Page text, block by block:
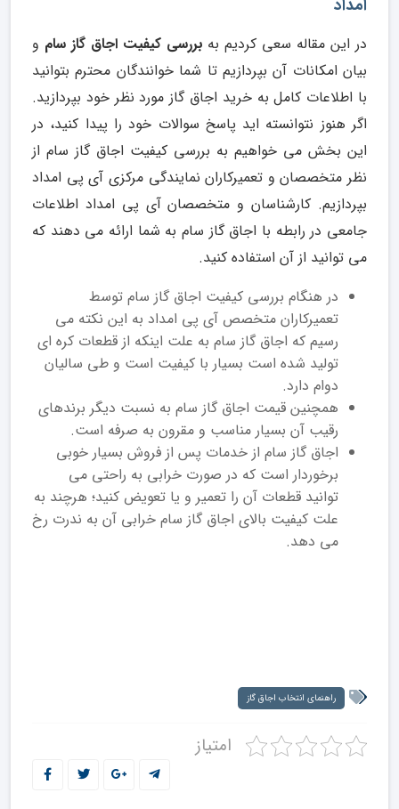
امداد
در این مقاله سعی کردیم به بررسی کیفیت اجاق گاز سام و
بیان امکانات آن بپردازیم تا شما خوانندگان محترم بتوانید
با اطلاعات کامل به خرید اجاق گاز مورد نظر خود بپردازید.
اگر هنوز نتوانسته اید پاسخ سوالات خود را پیدا کنید، در
این بخش می خواهیم به بررسی کیفیت اجاق گاز سام از
نظر متخصصان و تعمیرکاران نمایندگی مرکزی آی پی امداد
بپردازیم. کارشناسان و متخصصان آی پی امداد اطلاعات
جامعی در رابطه با اجاق گاز سام به شما ارائه می دهند که
می توانید از آن استفاده کنید.
در هنگام بررسی کیفیت اجاق گاز سام توسط
تعمیرکاران متخصص آی پی امداد به این نکته می
رسیم که اجاق گاز سام به علت اینکه از قطعات کره ای
تولید شده است بسیار با کیفیت است و طی سالیان
دوام دارد.
همچنین قیمت اجاق گاز سام به نسبت دیگر برندهای
رقیب آن بسیار مناسب و مقرون به صرفه است.
اجاق گاز سام از خدمات پس از فروش بسیار خوبی
برخوردار است که در صورت خرابی به راحتی می
توانید قطعات آن را تعمیر و یا تعویض کنید؛ هرچند به
علت کیفیت بالای اجاق گاز سام خرابی آن به ندرت رخ
می دهد.
راهنمای انتخاب اجاق گاز
امتیاز